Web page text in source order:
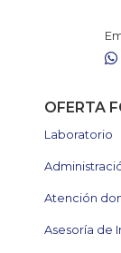
OFERTA
Laboratorio
Atención
Asesoría de